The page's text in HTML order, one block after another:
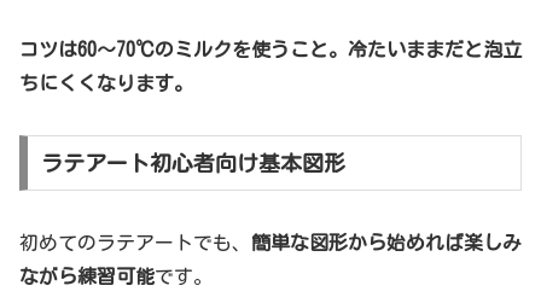
コツは60〜70℃のミルクを使うこと。冷たいままだと泡立
ちにくくなります。
ラテアート初心者向け基本図形
初めてのラテアートでも、 簡単な図形から始めれば楽しみ
ながら練習可能です。